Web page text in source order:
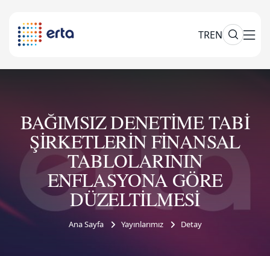
TREN
BAĞIMSIZ DENETİME TABİ
ŞİRKETLERİN FİNANSAL
TABLOLARININ
ENFLASYONA GÖRE
DÜZELTİLMESİ
Ana Sayfa Yayınlarımız Detay